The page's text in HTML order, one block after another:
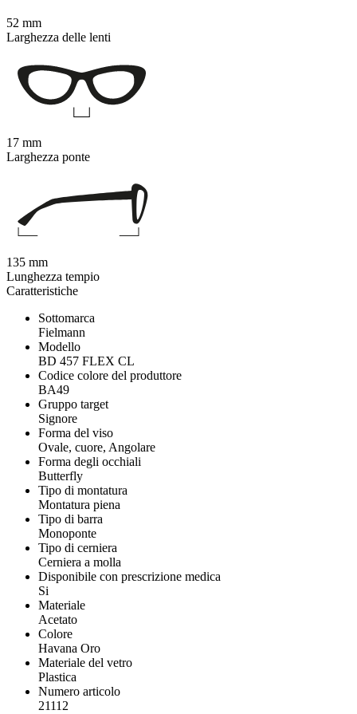
Caratteristiche
Sottomarca
Fielmann
Modello
BD 457 FLEX CL
Codice colore del produttore
BA49
Gruppo target
Signore
Forma del viso
Ovale, cuore, Angolare
Forma degli occhiali
Butterfly
Tipo di montatura
Montatura piena
Tipo di barra
Monoponte
Tipo di cerniera
Cerniera a molla
Disponibile con prescrizione medica
Si
Materiale
Acetato
Colore
Havana Oro
Materiale del vetro
Plastica
Numero articolo
21112
52 mm
Larghezza delle lenti
17 mm
Larghezza ponte
135 mm
Lunghezza tempio